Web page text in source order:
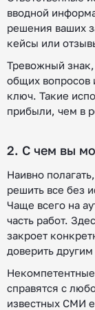
вводной
решения ваших
кейсы или
Тревожный знак,
общих вопросов
ключ. Такие
прибыли, чем в
2. С чем вы
Наивно
решить все без
Чаще всего на
часть работ.
закроет
доверить
справятся с
известных СМИ